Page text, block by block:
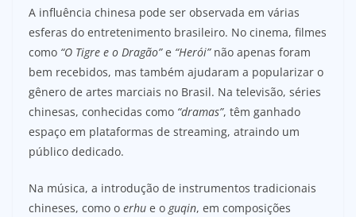
A influência chinesa pode ser observada em várias
esferas do entretenimento brasileiro. No cinema, filmes
como “O Tigre e o Dragão”e “Herói”não apenas foram
bem recebidos, mas também ajudaram a popularizar o
gênero de artes marciais no Brasil. Na televisão, séries
chinesas, conhecidas como “dramas”, têm ganhado
espaço em plataformas de streaming, atraindo um
público dedicado.
Na música, a introdução de instrumentos tradicionais
chineses, como o erhu e o guqin, em composições